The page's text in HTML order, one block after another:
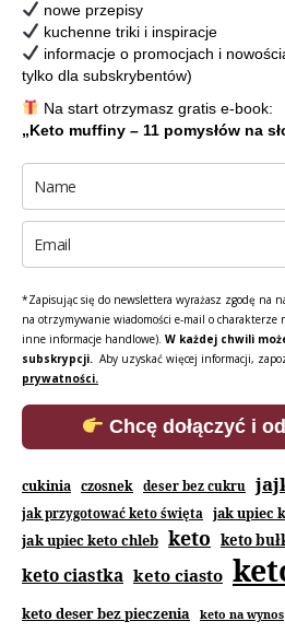
nowe przepisy
kuchenne triki i inspiracje
informacje o promocjach i
tylko dla subskrybentów)
Na start otrzymasz gratis e-book:
„Keto muffiny – 11 pomysłów na
*Zapisując się do newslettera wyrażasz zgodę na
na otrzymywanie wiadomości e-mail o charakterze
inne informacje handlowe). W każdej chwili
subskrypcji. Aby uzyskać więcej informacji,
prywatności.
Chcę dołączyć i
cukinia czosnek deser bez cukru
jak przygotować keto święta jak upiec
jak upiec keto chleb keto keto
keto ciastka keto ciasto
keto deser bez pieczenia keto na wynos